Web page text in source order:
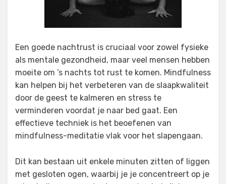
Een goede nachtrust is cruciaal voor zowel fysieke
als mentale gezondheid, maar veel mensen hebben
moeite om ’s nachts tot rust te komen. Mindfulness
kan helpen bij het verbeteren van de slaapkwaliteit
door de geest te kalmeren en stress te
verminderen voordat je naar bed gaat. Een
effectieve techniek is het beoefenen van
mindfulness-meditatie vlak voor het slapengaan.
Dit kan bestaan uit enkele minuten zitten of liggen
met gesloten ogen, waarbij je je concentreert op je